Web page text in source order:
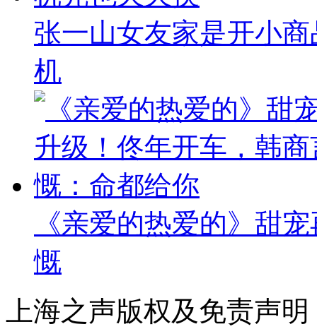
张一山女友家是开小
机
《亲爱的热爱的》甜
慨
上海之声版权及免责声明